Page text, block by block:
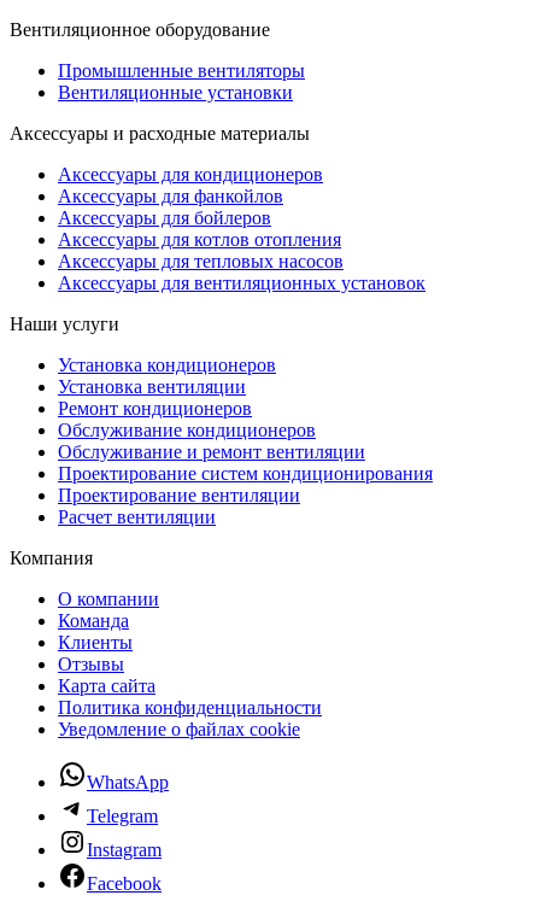
Вентиляционное оборудование
Промышленные вентиляторы
Вентиляционные установки
Аксессуары и расходные материалы
Аксессуары для кондиционеров
Аксессуары для фанкойлов
Аксессуары для бойлеров
Аксессуары для котлов отопления
Аксессуары для тепловых насосов
Аксессуары для вентиляционных установок
Наши услуги
Установка кондиционеров
Установка вентиляции
Ремонт кондиционеров
Обслуживание кондиционеров
Обслуживание и ремонт вентиляции
Проектирование систем кондиционирования
Проектирование вентиляции
Расчет вентиляции
Компания
О компании
Команда
Клиенты
Отзывы
Карта сайта
Политика конфиденциальности
Уведомление о файлах cookie
WhatsApp
Telegram
Instagram
Facebook